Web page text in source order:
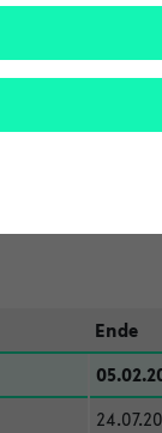
die weiteren
Ende